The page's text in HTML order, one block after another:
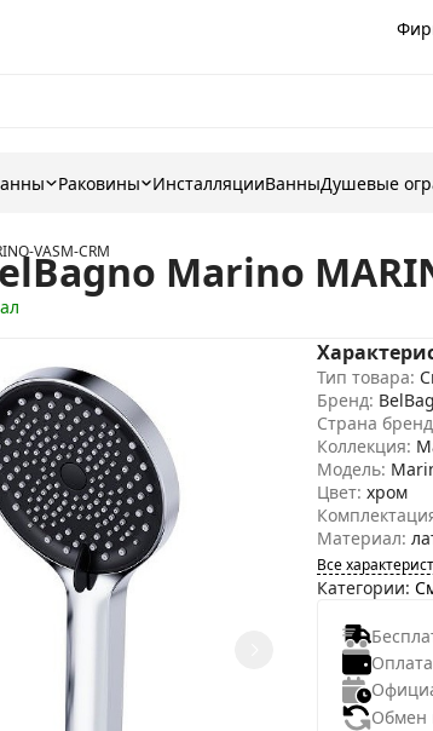
Раковины ИнсталляцииВанныДушевые
VASM-CRM Marino
Тип товара:
Бренд:
Страна
Коллекция:
Модель:
Цвет: хром
Материал:
Все
Категории:
Обмен